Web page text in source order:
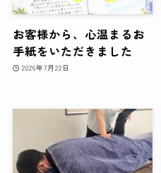
お客様から、心温まるお
手紙をいただきました
2026年7月22日